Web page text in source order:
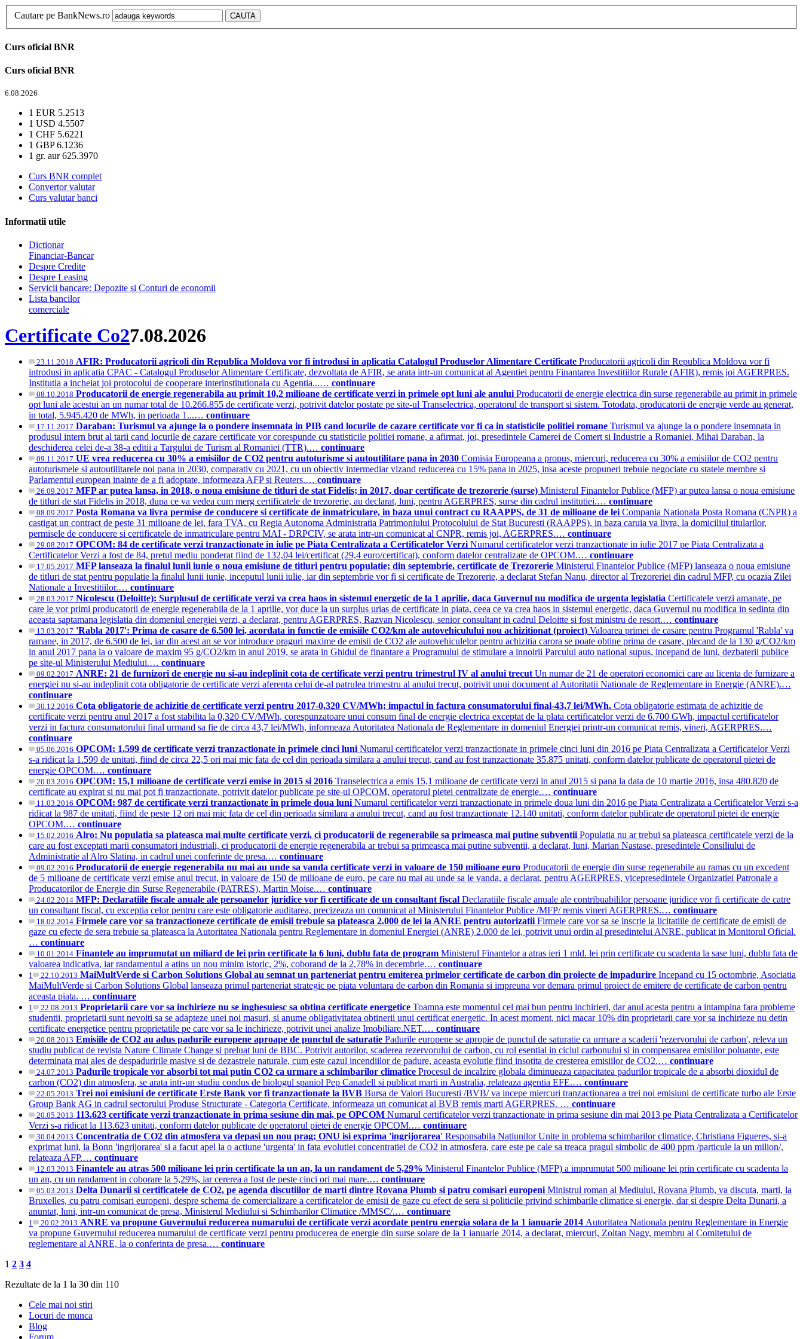
Cautare pe BankNews.ro
Curs oficial BNR
Curs oficial BNR
6.08.2026
1 EUR 5.2513
1 USD 4.5507
1 CHF 5.6221
1 GBP6.1236
1 gr. aur625.3970
Curs BNR complet
Convertor valutar
Curs valutar banci
Informatii utile
Dictionar
Financiar-Bancar
Despre Credite
Despre Leasing
Servicii bancare: Depozite si Conturi de economii
Lista bancilor
comerciale
Certificate Co27.08.2026
23.11.2018 AFIR: Producatorii agricoli din Republica Moldova vor fi introdusi in aplicatia Catalogul Produselor Alimentare Certificate Producatorii agricoli din Republica Moldova vor fi
introdusi in aplicatia CPAC - Catalogul Produselor Alimentare Certificate, dezvoltata de AFIR, se arata intr-un comunicat al Agentiei pentru Finantarea Investitiilor Rurale (AFIR), remis joi AGERPRES.
Institutia a incheiat joi protocolul de cooperare interinstitutionala cu Agentia...… continuare
08.10.2018 Producatorii de energie regenerabila au primit 10,2 milioane de certificate verzi in primele opt luni ale anului Producatorii de energie electrica din surse regenerabile au primit in primele
opt luni ale acestui an un numar total de 10.266.855 de certificate verzi, potrivit datelor postate pe site-ul Transelectrica, operatorul de transport si sistem. Totodata, producatorii de energie verde au generat,
in total, 5.945.420 de MWh, in perioada 1...… continuare
17.11.2017 Daraban: Turismul va ajunge la o pondere insemnata in PIB cand locurile de cazare certificate vor fi ca in statisticile politiei romane Turismul va ajunge la o pondere insemnata in
produsul intern brut al tarii cand locurile de cazare certificate vor corespunde cu statisticile politiei romane, a afirmat, joi, presedintele Camerei de Comert si Industrie a Romaniei, Mihai Daraban, la
deschiderea celei de-a 38-a editii a Targului de Turism al Romaniei (TTR).… continuare
09.11.2017 UE vrea reducerea cu 30% a emisiilor de CO2 pentru autoturisme si autoutilitare pana in 2030 Comisia Europeana a propus, miercuri, reducerea cu 30% a emisiilor de CO2 pentru
autoturismele si autoutilitarele noi pana in 2030, comparativ cu 2021, cu un obiectiv intermediar vizand reducerea cu 15% pana in 2025, insa aceste propuneri trebuie negociate cu statele membre si
Parlamentul european inainte de a fi adoptate, informeaza AFP si Reuters.… continuare
26.09.2017 MFP ar putea lansa, in 2018, o noua emisiune de titluri de stat Fidelis; in 2017, doar certificate de trezorerie (surse) Ministerul Finantelor Publice (MFP) ar putea lansa o noua emisiune
de titluri de stat Fidelis in 2018, dupa ce va vedea cum merg certificatele de trezorerie, au declarat, luni, pentru AGERPRES, surse din cadrul institutiei.… continuare
08.09.2017 Posta Romana va livra permise de conducere si certificate de inmatriculare, in baza unui contract cu RAAPPS, de 31 de milioane de lei Compania Nationala Posta Romana (CNPR) a
castigat un contract de peste 31 milioane de lei, fara TVA, cu Regia Autonoma Administratia Patrimoniului Protocolului de Stat Bucuresti (RAAPPS), in baza caruia va livra, la domiciliul titularilor,
permisele de conducere si certificatele de inmatriculare pentru MAI - DRPCIV, se arata intr-un comunicat al CNPR, remis joi, AGERPRES.… continuare
29.08.2017 OPCOM: 84 de certificate verzi tranzactionate in iulie pe Piata Centralizata a Certificatelor Verzi Numarul certificatelor verzi tranzactionate in iulie 2017 pe Piata Centralizata a
Certificatelor Verzi a fost de 84, pretul mediu ponderat fiind de 132,04 lei/certificat (29,4 euro/certificat), conform datelor centralizate de OPCOM.… continuare
17.05.2017 MFP lanseaza la finalul lunii iunie o noua emisiune de titluri pentru populatie; din septembrie, certificate de Trezorerie Ministerul Finantelor Publice (MFP) lanseaza o noua emisiune
de titluri de stat pentru populatie la finalul lunii iunie, inceputul lunii iulie, iar din septembrie vor fi si certificate de Trezorerie, a declarat Stefan Nanu, director al Trezoreriei din cadrul MFP, cu ocazia Zilei
Nationale a Investitiilor.… continuare
28.03.2017 Nicolescu (Deloitte): Surplusul de certificate verzi va crea haos in sistemul energetic de la 1 aprilie, daca Guvernul nu modifica de urgenta legislatia Certificatele verzi amanate, pe
care le vor primi producatorii de energie regenerabila de la 1 aprilie, vor duce la un surplus urias de certificate in piata, ceea ce va crea haos in sistemul energetic, daca Guvernul nu modifica in sedinta din
aceasta saptamana legislatia din domeniul energiei verzi, a declarat, pentru AGERPRES, Razvan Nicolescu, senior consultant in cadrul Deloitte si fost ministru de resort.… continuare
13.03.2017 'Rabla 2017': Prima de casare de 6.500 lei, acordata in functie de emisiile CO2/km ale autovehiculului nou achizitionat (proiect) Valoarea primei de casare pentru Programul 'Rabla' va
ramane, in 2017, de 6.500 de lei, iar din acest an se vor introduce praguri maxime de emisii de CO2 ale autovehiculelor pentru achizitia carora se poate obtine prima de casare, plecand de la 130 g/CO2/km
in anul 2017 pana la o valoare de maxim 95 g/CO2/km in anul 2019, se arata in Ghidul de finantare a Programului de stimulare a innoirii Parcului auto national supus, incepand de luni, dezbaterii publice
pe site-ul Ministerului Mediului.… continuare
09.02.2017 ANRE: 21 de furnizori de energie nu si-au indeplinit cota de certificate verzi pentru trimestrul IV al anului trecut Un numar de 21 de operatori economici care au licenta de furnizare a
energiei nu si-au indeplinit cota obligatorie de certificate verzi aferenta celui de-al patrulea trimestru al anului trecut, potrivit unui document al Autoritatii Nationale de Reglementare in Energie (ANRE).…
continuare
30.12.2016 Cota obligatorie de achizitie de certificate verzi pentru 2017-0,320 CV/MWh; impactul in factura consumatorului final-43,7 lei/MWh. Cota obligatorie estimata de achizitie de
certificate verzi pentru anul 2017 a fost stabilita la 0,320 CV/MWh, corespunzatoare unui consum final de energie electrica exceptat de la plata certificatelor verzi de 6.700 GWh, impactul certificatelor
verzi in factura consumatorului final urmand sa fie de circa 43,7 lei/MWh, informeaza Autoritatea Nationala de Reglementare in domeniul Energiei printr-un comunicat remis, vineri, AGERPRES.…
continuare
05.06.2016 OPCOM: 1.599 de certificate verzi tranzactionate in primele cinci luni Numarul certificatelor verzi tranzactionate in primele cinci luni din 2016 pe Piata Centralizata a Certificatelor Verzi
s-a ridicat la 1.599 de unitati, fiind de circa 22,5 ori mai mic fata de cel din perioada similara a anului trecut, cand au fost tranzactionate 35.875 unitati, conform datelor publicate de operatorul pietei de
energie OPCOM.… continuare
20.03.2016 OPCOM: 15,1 milioane de certificate verzi emise in 2015 si 2016 Transelectrica a emis 15,1 milioane de certificate verzi in anul 2015 si pana la data de 10 martie 2016, insa 480.820 de
certificate au expirat si nu mai pot fi tranzactionate, potrivit datelor publicate pe site-ul OPCOM, operatorul pietei centralizate de energie.… continuare
11.03.2016 OPCOM: 987 de certificate verzi tranzactionate in primele doua luni Numarul certificatelor verzi tranzactionate in primele doua luni din 2016 pe Piata Centralizata a Certificatelor Verzi s-a
ridicat la 987 de unitati, fiind de peste 12 ori mai mic fata de cel din perioada similara a anului trecut, cand au fost tranzactionate 12.140 unitati, conform datelor publicate de operatorul pietei de energie
OPCOM.… continuare
15.02.2016 Alro: Nu populatia sa plateasca mai multe certificate verzi, ci producatorii de regenerabile sa primeasca mai putine subventii Populatia nu ar trebui sa plateasca certificatele verzi de la
care au fost exceptati marii consumatori industriali, ci producatorii de energie regenerabila ar trebui sa primeasca mai putine subventii, a declarat, luni, Marian Nastase, presedintele Consiliului de
Administratie al Alro Slatina, in cadrul unei conferinte de presa.… continuare
09.02.2016 Producatorii de energie regenerabila nu mai au unde sa vanda certificate verzi in valoare de 150 milioane euro Producatorii de energie din surse regenerabile au ramas cu un excedent
de 5 milioane de certificate verzi emise anul trecut, in valoare de 150 de milioane de euro, pe care nu mai au unde sa le vanda, a declarat, pentru AGERPRES, vicepresedintele Organizatiei Patronale a
Producatorilor de Energie din Surse Regenerabile (PATRES), Martin Moise.… continuare
24.02.2014 MFP: Declaratiile fiscale anuale ale persoanelor juridice vor fi certificate de un consultant fiscal Declaratiile fiscale anuale ale contribuabililor persoane juridice vor fi certificate de catre
un consultant fiscal, cu exceptia celor pentru care este obligatorie auditarea, precizeaza un comunicat al Ministerului Finantelor Publice /MFP/ remis vineri AGERPRES.… continuare
18.02.2014 Firmele care vor sa tranzactioneze certificate de emisii trebuie sa plateasca 2.000 de lei la ANRE pentru autorizatii Firmele care vor sa se inscrie la licitatiile de certificate de emisii de
gaze cu efecte de sera trebuie sa plateasca la Autoritatea Nationala pentru Reglementare in domeniul Energiei (ANRE) 2.000 de lei, potrivit unui ordin al presedintelui ANRE, publicat in Monitorul Oficial.
… continuare
10.01.2014 Finantele au imprumutat un miliard de lei prin certificate la 6 luni, dublu fata de program Ministerul Finantelor a atras ieri 1 mld. lei prin certificate cu scadenta la sase luni, dublu fata de
valoarea indicativa, iar randamentul a atins un nou minim istoric, 2%, coborand de la 2,78% in decembrie.… continuare
1 22.10.2013 MaiMultVerde si Carbon Solutions Global au semnat un parteneriat pentru emiterea primelor certificate de carbon din proiecte de impadurire Incepand cu 15 octombrie, Asociatia
MaiMultVerde si Carbon Solutions Global lanseaza primul parteneriat strategic pe piata voluntara de carbon din Romania si impreuna vor demara primul proiect de emitere de certificate de carbon pentru
aceasta piata. … continuare
1 22.08.2013 Proprietarii care vor sa inchirieze nu se inghesuiesc sa obtina certificate energetice Toamna este momentul cel mai bun pentru inchirieri, dar anul acesta pentru a intampina fara probleme
studentii, proprietarii sunt nevoiti sa se adapteze unei noi masuri, si anume obligativitatea obtinerii unui certificat energetic. In acest moment, nici macar 10% din proprietarii care vor sa inchirieze nu detin
certificate energetice pentru proprietatile pe care vor sa le inchirieze, potrivit unei analize Imobiliare.NET.… continuare
20.08.2013 Emisiile de CO2 au adus padurile europene aproape de punctul de saturatie Padurile europene se apropie de punctul de saturatie ca urmare a scaderii 'rezervorului de carbon', releva un
studiu publicat de revista Nature Climate Change si preluat luni de BBC. Potrivit autorilor, scaderea rezervorului de carbon, cu rol esential in ciclul carbonului si in compensarea emisiilor poluante, este
determinata mai ales de despaduririle masive si de dezastrele naturale, cum este cazul incendiilor de padure, aceasta evolutie fiind insotita de cresterea emisiilor de CO2.… continuare
24.07.2013 Padurile tropicale vor absorbi tot mai putin CO2 ca urmare a schimbarilor climatice Procesul de incalzire globala diminueaza capacitatea padurilor tropicale de a absorbi dioxidul de
carbon (CO2) din atmosfera, se arata intr-un studiu condus de biologul spaniol Pep Canadell si publicat marti in Australia, relateaza agentia EFE.… continuare
22.05.2013 Trei noi emisiuni de certificate Erste Bank vor fi tranzactionate la BVB Bursa de Valori Bucuresti /BVB/ va incepe miercuri tranzactionarea a trei noi emisiuni de certificate turbo ale Erste
Group Bank AG in cadrul sectorului Produse Structurate - Categoria Certificate, informeaza un comunicat al BVB remis marti AGERPRES. … continuare
20.05.2013 113.623 certificate verzi tranzactionate in prima sesiune din mai, pe OPCOM Numarul certificatelor verzi tranzactionate in prima sesiune din mai 2013 pe Piata Centralizata a Certificatelor
Verzi s-a ridicat la 113.623 unitati, conform datelor publicate de operatorul pietei de energie OPCOM.… continuare
30.04.2013 Concentratia de CO2 din atmosfera va depasi un nou prag; ONU isi exprima 'ingrijorarea' Responsabila Natiunilor Unite in problema schimbarilor climatice, Christiana Figueres, si-a
exprimat luni, la Bonn 'ingrijorarea' si a facut apel la o actiune 'urgenta' in fata evolutiei concentratiei de CO2 in atmosfera, care este pe cale sa treaca pragul simbolic de 400 ppm /particule la un milion/,
relateaza AFP.… continuare
12.03.2013 Finantele au atras 500 milioane lei prin certificate la un an, la un randament de 5,29% Ministerul Finantelor Publice (MFP) a imprumutat 500 milioane lei prin certificate cu scadenta la
un an, cu un randament in coborare la 5,29%, iar cererea a fost de peste cinci ori mai mare.… continuare
05.03.2013 Delta Dunarii si certificatele de CO2, pe agenda discutiilor de marti dintre Rovana Plumb si patru comisari europeni Ministrul roman al Mediului, Rovana Plumb, va discuta, marti, la
Bruxelles, cu patru comisari europeni, despre schema de comercializare a certificatelor de emisii de gaze cu efect de sera si politicile privind schimbarile climatice si energie, dar si despre Delta Dunarii, a
anuntat, luni, intr-un comunicat de presa, Ministerul Mediului si Schimbarilor Climatice /MMSC/.… continuare
1 20.02.2013 ANRE va propune Guvernului reducerea numarului de certificate verzi acordate pentru energia solara de la 1 ianuarie 2014 Autoritatea Nationala pentru Reglementare in Energie
va propune Guvernului reducerea numarului de certificate verzi pentru producerea de energie din surse solare de la 1 ianuarie 2014, a declarat, miercuri, Zoltan Nagy, membru al Comitetului de
reglementare al ANRE, la o conferinta de presa.… continuare
1 2 3 4
Rezultate de la 1 la 30 din 110
Cele mai noi stiri
Locuri de munca
Blog
Forum